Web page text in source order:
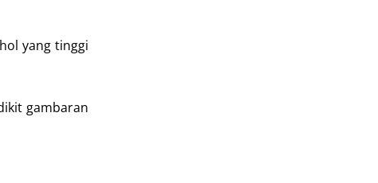
yang tinggi
gambaran